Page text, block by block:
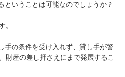
ということは可能なのでしょうか？
。
手の条件を受け入れず、貸し手が警
財産の差し押さえにまで発展するこ